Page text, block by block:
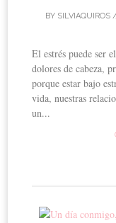
BY SILVIAQUIROS
El estrés puede ser
dolores de cabeza,
porque estar bajo
vida, nuestras
un...